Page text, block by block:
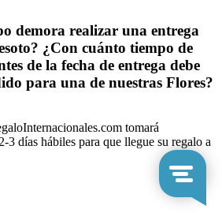
demora realizar una entrega
¿Con cuánto tiempo de
de la fecha de entrega debe
para una de nuestras Flores?
tomará
3 días hábiles para que llegue su regalo a